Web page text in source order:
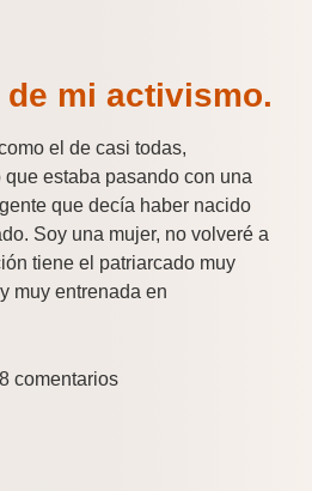
mi activismo.
el de casi todas,
estaba pasando con una
que decía haber nacido
Soy una mujer, no volveré a
tiene el patriarcado muy
muy entrenada en
8 comentarios